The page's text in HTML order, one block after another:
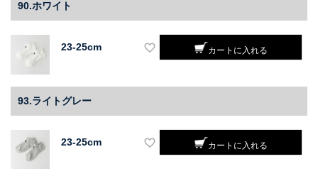
90.ホワイト
23-25cm カートに入れる
93.ライトグレー
23-25cm カートに入れる